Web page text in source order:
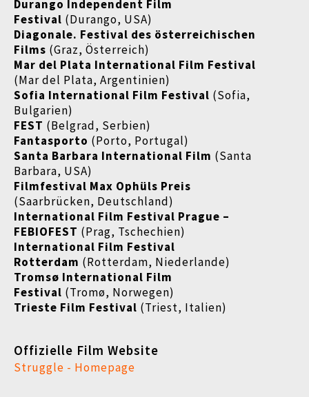
Durango Independent Film
Festival (Durango, USA)
Diagonale. Festival des österreichischen
Films (Graz, Österreich)
Mar del Plata International Film Festival​​​​​​​
(Mar del Plata, Argentinien)
Sofia International Film Festival (Sofia,
Bulgarien)
FEST (Belgrad, Serbien)
Fantasporto (Porto, Portugal)
Santa Barbara International Film (Santa
Barbara, USA)
Filmfestival Max Ophüls Preis
(Saarbrücken, Deutschland)
International Film Festival Prague –
FEBIOFEST (Prag, Tschechien)
International Film Festival
Rotterdam (Rotterdam, Niederlande)
Tromsø International Film
Festival (Tromø, Norwegen)
Trieste Film Festival (Triest, Italien)
Offizielle Film Website
Struggle - Homepage